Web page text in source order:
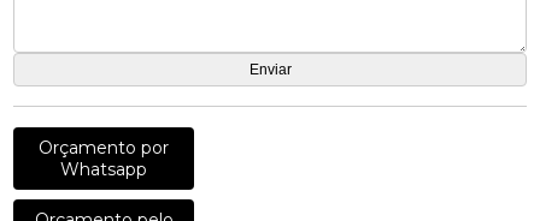
Orçamento por
Whatsapp